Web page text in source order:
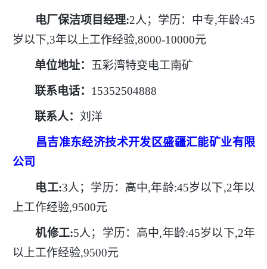
电厂保洁项目经理:2人；学历：中专,年龄:45
岁以下,3年以上工作经验,8000-10000元
单位地址： 五彩湾特变电工南矿
联系电话： 15352504888
联系人： 刘洋
昌吉准东经济技术开发区盛疆汇能矿业有限
公司
电工:3人；学历：高中,年龄:45岁以下,2年以
上工作经验,9500元
机修工:5人；学历：高中,年龄:45岁以下,2年
以上工作经验,9500元